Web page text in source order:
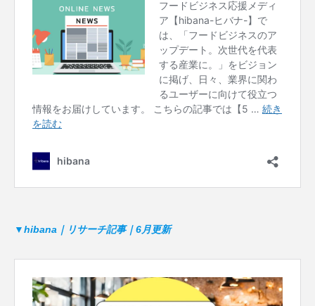
▼hibana｜リサーチ記事｜6月更新